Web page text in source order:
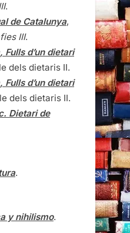
.
de Catalunya,
III.
Fulls d’un dietari
dels dietaris II.
Fulls d’un dietari
dels dietaris II.
Dietari de
.
y nihilismo.